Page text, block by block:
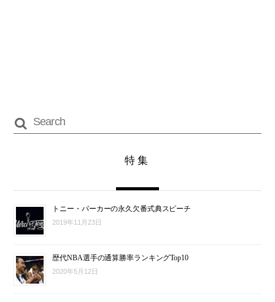
特集
トニー・パーカーの永久欠番式典スピーチ
2019年11月23日
歴代NBA選手の通算勝率ランキングTop10
2020年5月12日